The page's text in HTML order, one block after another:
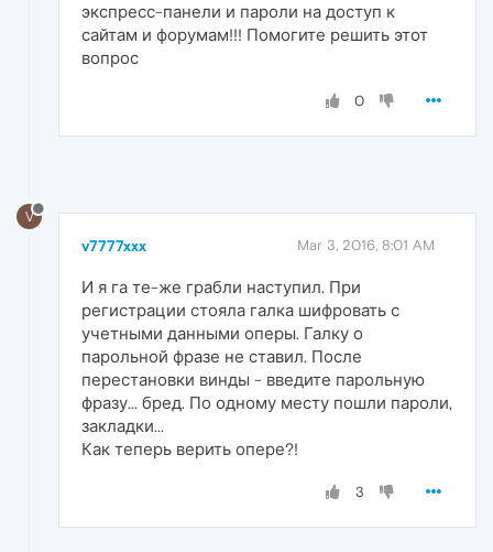
экспресс-панели и пароли на доступ к
сайтам и форумам!!! Помогите решить этот
вопрос
0
V
v7777xxx Mar 3, 2016, 8:01 AM
И я га те-же грабли наступил. При
регистрации стояла галка шифровать с
учетными данными оперы. Галку о
парольной фразе не ставил. После
перестановки винды - введите парольную
фразу... бред. По одному месту пошли пароли,
закладки...
Как теперь верить опере?!
3